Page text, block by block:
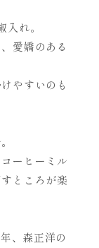
れ。
愛嬌のある
やすいのも
ーヒーミル
ところが楽
、森正洋の